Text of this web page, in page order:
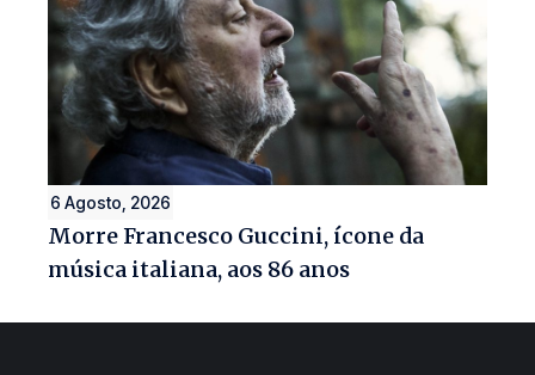
6 Agosto, 2026
Morre Francesco Guccini, ícone da
música italiana, aos 86 anos